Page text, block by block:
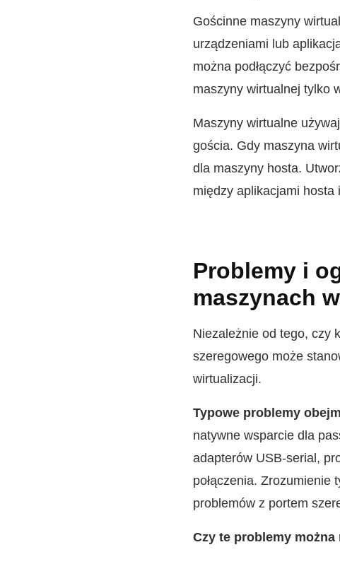
Gościnne maszyny
urządzeniami lub
można podłączyć
maszyny wirtualnej tylko
Maszyny wirtualne
gościa. Gdy maszyna
dla maszyny hosta.
między aplikacjami hosta
Problemy i
maszynach
Niezależnie od tego, czy
szeregowego może
wirtualizacji.
Typowe problemy
natywne wsparcie dla
adapterów USB-serial,
połączenia.
problemów z portem
Czy te problemy można